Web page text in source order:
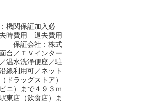
機関保証加入必
去時費用 退去費用
保証会社：株式
台／ＴＶインター
温水洗浄便座／駐
線利用可／ネット
ドラッグストア）
ニ）まで４９３ｍ
東店（飲食店）ま